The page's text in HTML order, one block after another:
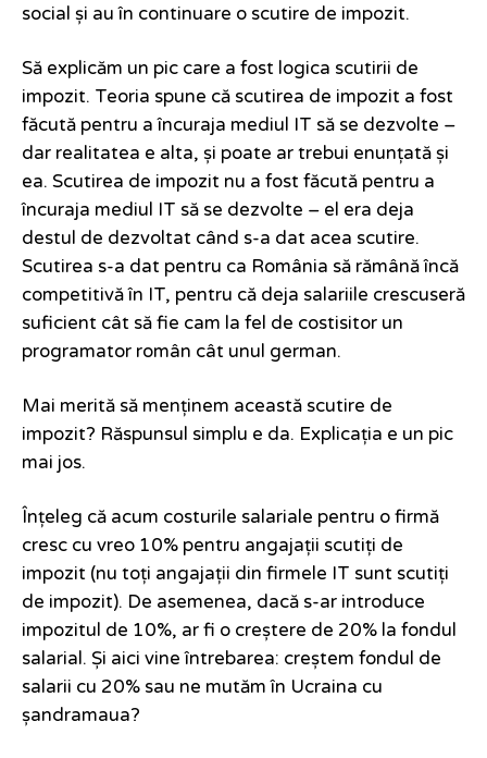
social și au în continuare o scutire de impozit.
Să explicăm un pic care a fost logica scutirii de
impozit. Teoria spune că scutirea de impozit a fost
făcută pentru a încuraja mediul IT să se dezvolte –
dar realitatea e alta, și poate ar trebui enunțată și
ea. Scutirea de impozit nu a fost făcută pentru a
încuraja mediul IT să se dezvolte – el era deja
destul de dezvoltat când s-a dat acea scutire.
Scutirea s-a dat pentru ca România să rămână încă
competitivă în IT, pentru că deja salariile crescuseră
suficient cât să fie cam la fel de costisitor un
programator român cât unul german.
Mai merită să menținem această scutire de
impozit? Răspunsul simplu e da. Explicația e un pic
mai jos.
Înțeleg că acum costurile salariale pentru o firmă
cresc cu vreo 10% pentru angajații scutiți de
impozit (nu toți angajații din firmele IT sunt scutiți
de impozit). De asemenea, dacă s-ar introduce
impozitul de 10%, ar fi o creștere de 20% la fondul
salarial. Și aici vine întrebarea: creștem fondul de
salarii cu 20% sau ne mutăm în Ucraina cu
șandramaua?